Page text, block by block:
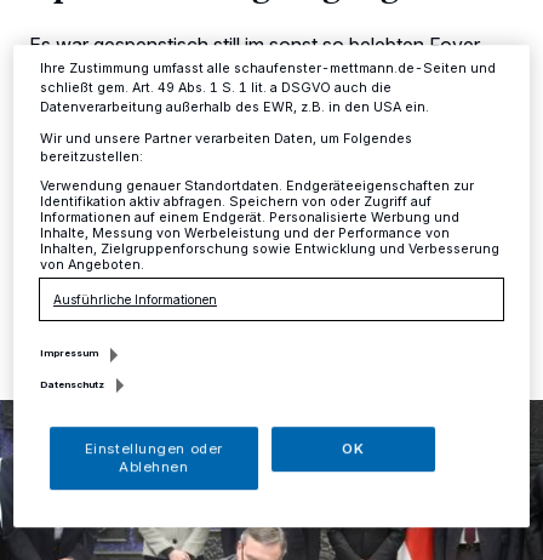
Es war gespenstisch still im sonst so belebten Foyer
des Düsseldorfer Rathauses. Aus der Schweigeminute
wurde eine Viertelstunde der völligen Ruhe, ehe sich
zuerst Oberbürgermeister Thomas Geisel und danach
die gesamte Stadtspitze geschlossen und ohne ein
Wort zu sprechen ins schwarze Kondolenzbuch im
Rathaus-Foyer eintrugen.
25.03.2015 , 13:48 Uhr
Informationen finden Sie in unserer Datenschutzerklärung.
Ihre Zustimmung umfasst alle schaufenster-mettmann.de-Seiten und
schließt gem. Art. 49 Abs. 1 S. 1 lit. a DSGVO auch die
Datenverarbeitung außerhalb des EWR, z.B. in den USA ein.
Wir und unsere Partner verarbeiten Daten, um Folgendes
bereitzustellen:
Verwendung genauer Standortdaten. Endgeräteeigenschaften zur
Identifikation aktiv abfragen. Speichern von oder Zugriff auf
Informationen auf einem Endgerät. Personalisierte Werbung und
Inhalte, Messung von Werbeleistung und der Performance von
Inhalten, Zielgruppenforschung sowie Entwicklung und Verbesserung
von Angeboten.
Ausführliche Informationen
Impressum
Datenschutz
Einstellungen oder
Ablehnen
OK